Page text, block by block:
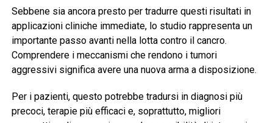
Sebbene sia ancora presto per tradurre questi risultati in
applicazioni cliniche immediate, lo studio rappresenta un
importante passo avanti nella lotta contro il cancro.
Comprendere i meccanismi che rendono i tumori
aggressivi significa avere una nuova arma a disposizione.
Per i pazienti, questo potrebbe tradursi in diagnosi più
precoci, terapie più efficaci e, soprattutto, migliori